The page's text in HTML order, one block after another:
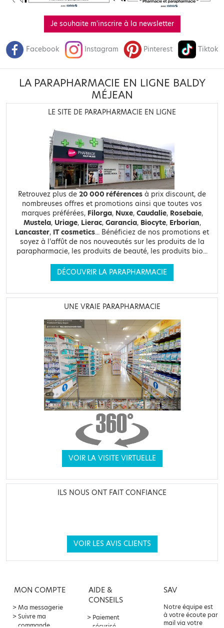
Je souhaite m'inscrire à la newsletter
Facebook Instagram Pinterest Tiktok
LA PARAPHARMACIE EN LIGNE BALDY
MÉJEAN
LE SITE DE PARAPHARMACIE EN LIGNE
Retrouvez plus de 20 000 références à prix discount, de
nombreuses offres et promotions ainsi que toutes vos
marques préférées, Filorga, Nuxe, Caudalie, Rosebaie,
Mustela, Uriage, Lierac, Garancia, Biocyte, Erborian,
Lancaster, IT cosmetics... Bénéficiez de nos promotions et
soyez à l'affût de nos nouveautés sur les produits de la
parapharmacie, les produits de beauté, les produits bio...
DÉCOUVRIR LA PARAPHARMACIE
UNE VRAIE PARAPHARMACIE
VOIR LA VISITE VIRTUELLE
ILS NOUS ONT FAIT CONFIANCE
VOIR LES AVIS CLIENTS
MON COMPTE
Ma messagerie
Suivre ma
commande
AIDE &
CONSEILS
Paiement
SAV
Notre équipe est
à votre écoute par
mail via votre